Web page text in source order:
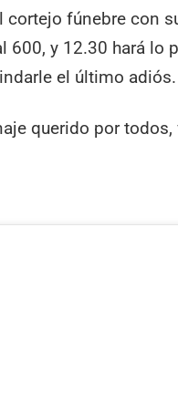
fúnebre con
600, y 12.30 hará
el último adiós.
querido por